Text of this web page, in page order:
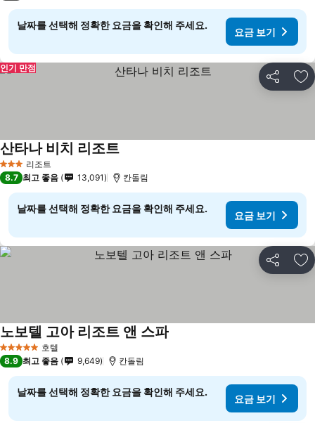
날짜를 선택해 정확한 요금을 확인해 주세요.
요금 보기
공유 즐
인기 만점
3 성급 리조트
산타나 비치 리조트
8.7 최고 좋음 13,091 칸돌림
날짜를 선택해 정확한 요금을 확인해 주세요.
요금 보기
공유 즐
5 성급 호텔
노보텔 고아 리조트 앤 스파
8.9 최고 좋음 9,649 칸돌림
날짜를 선택해 정확한 요금을 확인해 주세요.
요금 보기